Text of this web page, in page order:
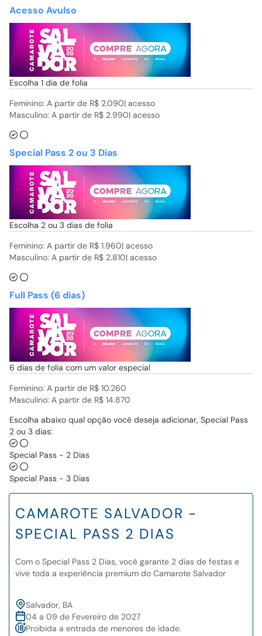
Acesso Avulso
Escolha 1 dia de folia
Feminino: A partir de R$ 2.090| acesso
Masculino: A partir de R$ 2.990| acesso
Special Pass 2 ou 3 Dias
Escolha 2 ou 3 dias de folia
Feminino: A partir de R$ 1.960| acesso
Masculino: A partir de R$ 2.810| acesso
Full Pass (6 dias)
6 dias de folia com um valor especial
Feminino: A partir de R$ 10.260
Masculino: A partir de R$ 14.870
Escolha abaixo qual opção você deseja adicionar, Special Pass
2 ou 3 dias:
Special Pass - 2 Dias
Special Pass - 3 Dias
CAMAROTE SALVADOR -
SPECIAL PASS 2 DIAS
Com o Special Pass 2 Dias, você garante 2 dias de festas e
vive toda a experiência premium do Camarote Salvador
Salvador, BA
04 a 09 de Fevereiro de 2027
Proibida a entrada de menores de idade.